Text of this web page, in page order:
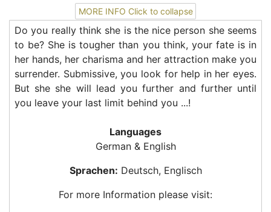
MORE INFO Click to collapse
Do you really think she is the nice person she seems
to be? She is tougher than you think, your fate is in
her hands, her charisma and her attraction make you
surrender. Submissive, you look for help in her eyes.
But she she will lead you further and further until
you leave your last limit behind you ...!
Languages
German & English
Sprachen: Deutsch, Englisch
For more Information please visit: